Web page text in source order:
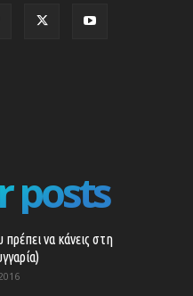
posts
να κάνεις στη